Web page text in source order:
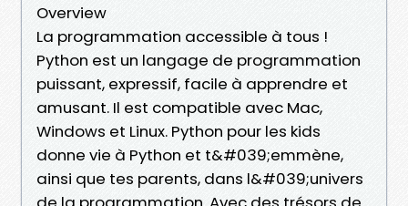
Overview
La programmation accessible à tous !
Python est un langage de programmation
puissant, expressif, facile à apprendre et
amusant. Il est compatible avec Mac,
Windows et Linux. Python pour les kids
donne vie à Python et t&#039;emmène,
ainsi que tes parents, dans l&#039;univers